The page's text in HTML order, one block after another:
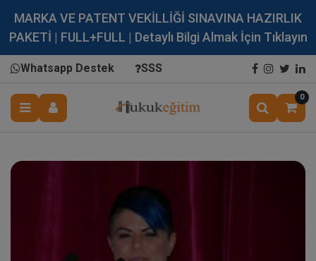
MARKA VE PATENT VEKİLLİĞİ SINAVINA HAZIRLIK
PAKETİ | FULL+FULL | Detaylı Bilgi Almak İçin Tıklayın
Whatsapp Destek SSS
0